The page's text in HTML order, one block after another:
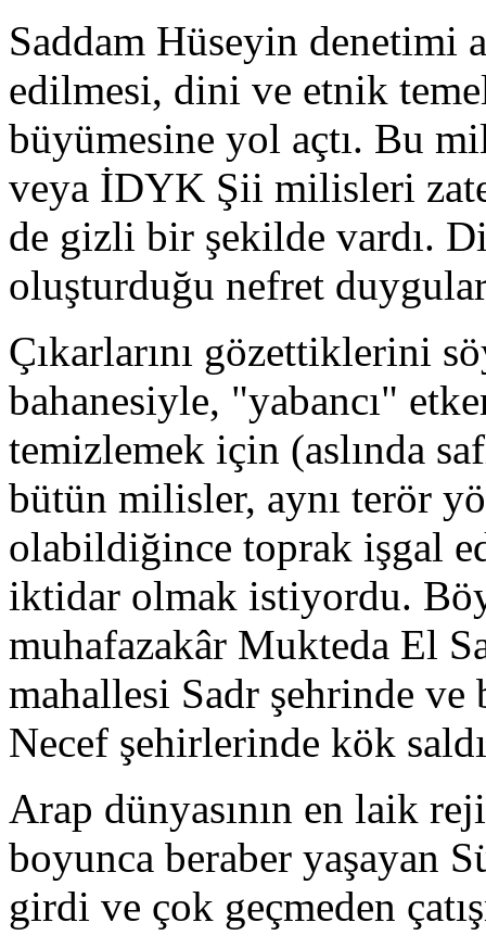
Saddam Hüseyin denetimi
edilmesi, dini ve etnik
büyümesine yol açtı. Bu
veya İDYK Şii milisleri
de gizli bir şekilde vardı.
oluşturduğu nefret
Çıkarlarını gözettiklerini
bahanesiyle, "yabancı"
temizlemek için (aslında
bütün milisler, aynı terör
olabildiğince toprak işgal
iktidar olmak istiyordu.
muhafazakâr Mukteda El
mahallesi Sadr şehrinde
Necef şehirlerinde kök
Arap dünyasının en laik
boyunca beraber yaşayan
girdi ve çok geçmeden